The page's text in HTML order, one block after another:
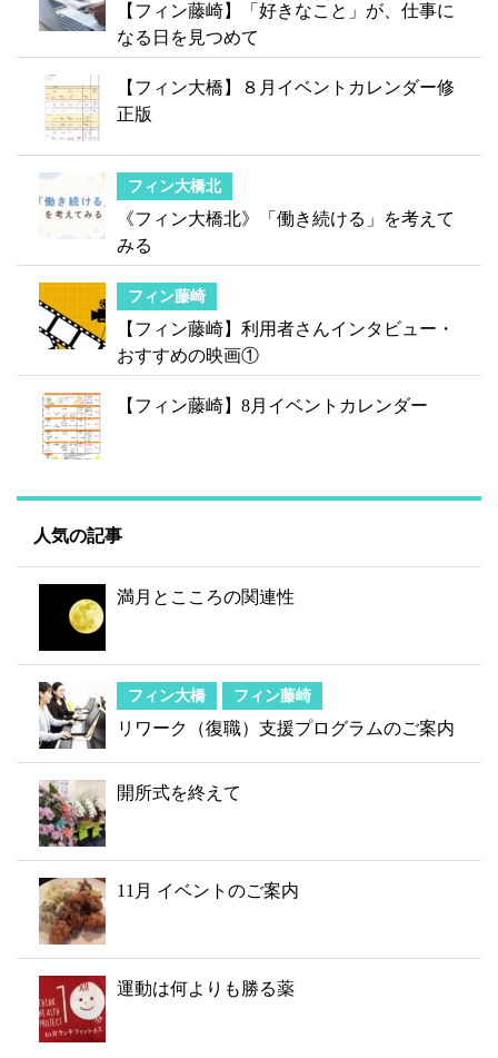
【フィン藤崎】「好きなこと」が、仕事に
なる日を見つめて
【フィン大橋】８月イベントカレンダー修
正版
フィン大橋北
《フィン大橋北》「働き続ける」を考えて
みる
フィン藤崎
【フィン藤崎】利用者さんインタビュー・
おすすめの映画①
【フィン藤崎】8月イベントカレンダー
人気の記事
満月とこころの関連性
フィン大橋 フィン藤崎
リワーク（復職）支援プログラムのご案内
開所式を終えて
11月 イベントのご案内
運動は何よりも勝る薬